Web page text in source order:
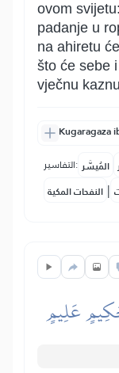
ovom
padanje u
na ahiretu
što će sebe
vječnu
Kugaragaza
التفاسير: المُيسَّر
النفحات المكية |
عَلِيمٍ